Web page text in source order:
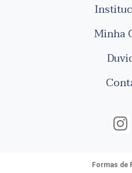
Minha
Formas de